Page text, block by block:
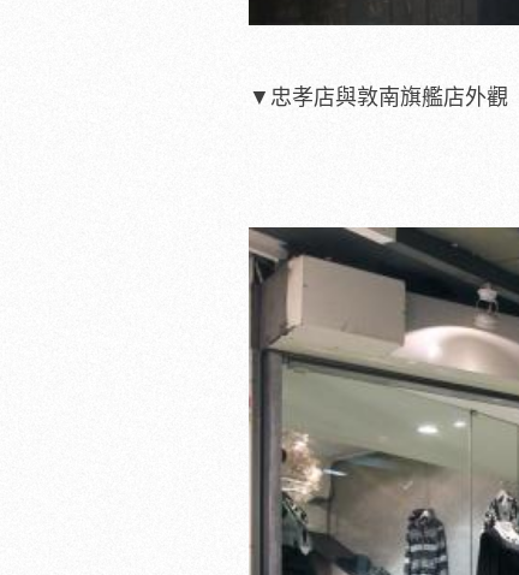
▼忠孝店與敦南旗艦店外觀